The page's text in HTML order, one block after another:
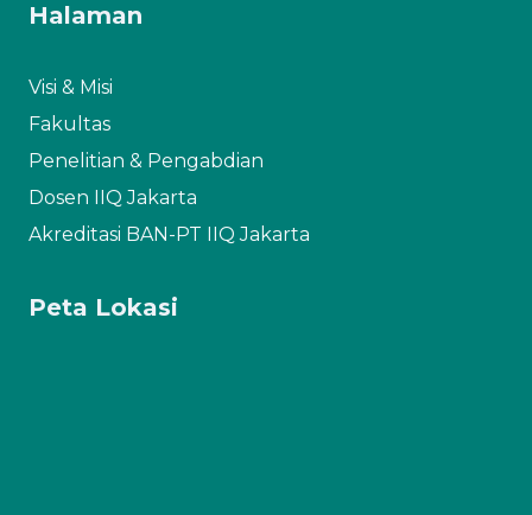
Halaman
Visi & Misi
Fakultas
Penelitian & Pengabdian
Dosen IIQ Jakarta
Akreditasi BAN-PT IIQ Jakarta
Peta Lokasi